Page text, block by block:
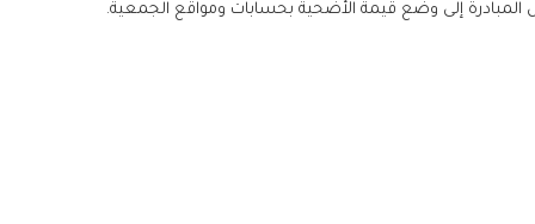
إلى وضع قيمة الأضحية بحسابات ومواقع الجمعية.